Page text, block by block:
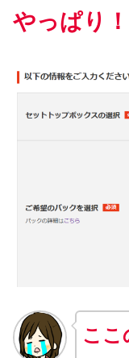
やっぱり！
ここ